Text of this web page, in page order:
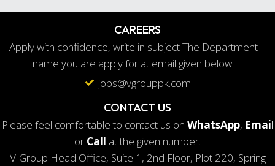
CAREERS
Apply with confidence, write in subject The Department
name you are apply for at email given below.
jobs@vgrouppk.com
CONTACT US
Please feel comfortable to contact us on WhatsApp, Email
or Call at the given number.
V-Group Head Office, Suite 1, 2nd Floor, Plot 220, Spring